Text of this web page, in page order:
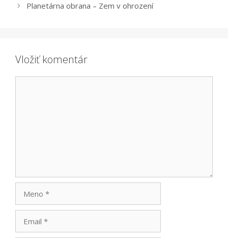
Planetárna obrana – Zem v ohrození
Vložiť komentár